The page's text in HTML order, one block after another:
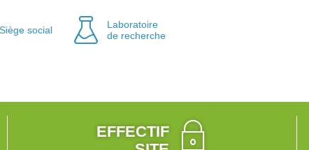
Siège social
Laboratoire
de recherche
EFFECTIF